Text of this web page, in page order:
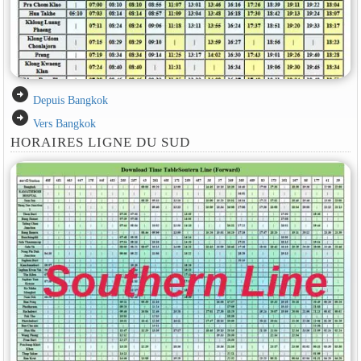
arrow_circle_right Depuis Bangkok
arrow_circle_right Vers Bangkok
HORAIRES LIGNE DU SUD